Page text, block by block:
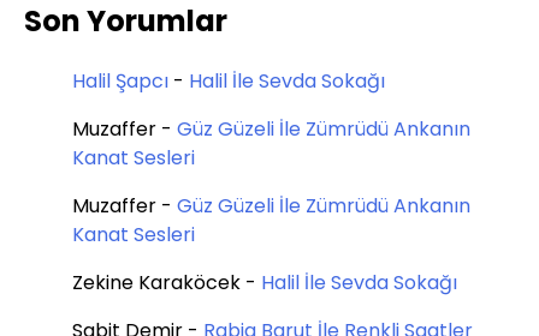
Son Yorumlar
Halil Şapcı - Halil İle Sevda Sokağı
Muzaffer - Güz Güzeli İle Zümrüdü Ankanın
Kanat Sesleri
Muzaffer - Güz Güzeli İle Zümrüdü Ankanın
Kanat Sesleri
Zekine Karaköcek - Halil İle Sevda Sokağı